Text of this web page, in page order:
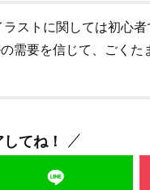
ストに関しては初心者
需要を信じて、ごくた
てね！